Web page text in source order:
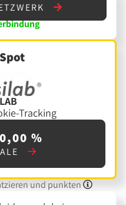
Tracking
%
und punkten